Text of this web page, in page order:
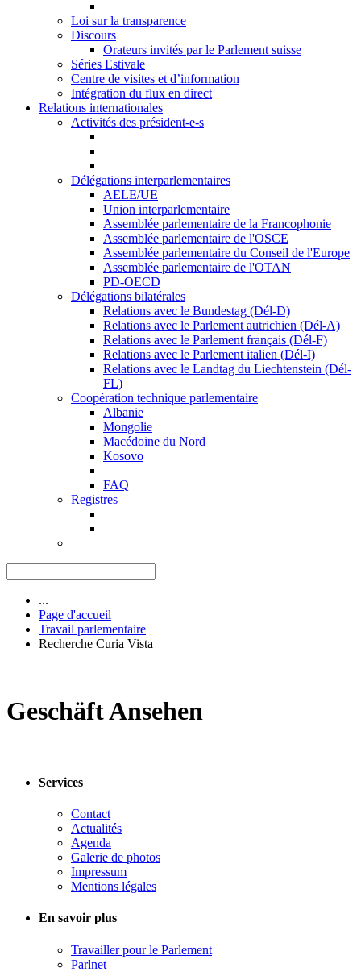
Loi sur la transparence
Discours
Orateurs invités par le Parlement suisse
Séries Estivale
Centre de visites et d’information
Intégration du flux en direct
Relations internationales
Activités des président-e-s
Délégations interparlementaires
AELE/UE
Union interparlementaire
Assemblée parlementaire de la Francophonie
Assemblée parlementaire de l'OSCE
Assemblée parlementaire du Conseil de l'Europe
Assemblée parlementaire de l'OTAN
PD-OECD
Délégations bilatérales
Relations avec le Bundestag (Dél-D)
Relations avec le Parlement autrichien (Dél-A)
Relations avec le Parlement français (Dél-F)
Relations avec le Parlement italien (Dél-I)
Relations avec le Landtag du Liechtenstein (Dél-
FL)
Coopération technique parlementaire
Albanie
Mongolie
Macédoine du Nord
Kosovo
FAQ
Registres
...
Page d'accueil
Travail parlementaire
Recherche Curia Vista
Geschäft Ansehen
Services
Contact
Actualités
Agenda
Galerie de photos
Impressum
Mentions légales
En savoir plus
Travailler pour le Parlement
Parlnet